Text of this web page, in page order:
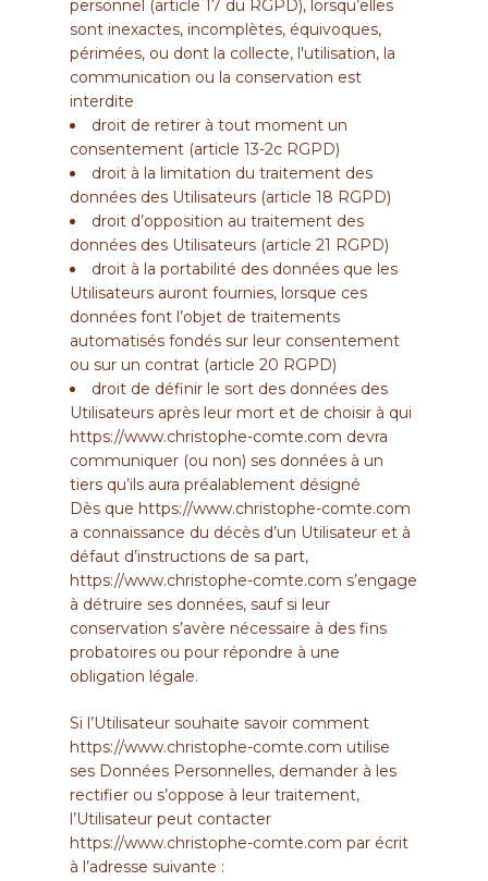
personnel (article 17 du RGPD), lorsqu’elles
sont inexactes, incomplètes, équivoques,
périmées, ou dont la collecte, l'utilisation, la
communication ou la conservation est
interdite
droit de retirer à tout moment un
consentement (article 13-2c RGPD)
droit à la limitation du traitement des
données des Utilisateurs (article 18 RGPD)
droit d’opposition au traitement des
données des Utilisateurs (article 21 RGPD)
droit à la portabilité des données que les
Utilisateurs auront fournies, lorsque ces
données font l’objet de traitements
automatisés fondés sur leur consentement
ou sur un contrat (article 20 RGPD)
droit de définir le sort des données des
Utilisateurs après leur mort et de choisir à qui
https://www.christophe-comte.com devra
communiquer (ou non) ses données à un
tiers qu’ils aura préalablement désigné
Dès que https://www.christophe-comte.com
a connaissance du décès d’un Utilisateur et à
défaut d’instructions de sa part,
https://www.christophe-comte.com s’engage
à détruire ses données, sauf si leur
conservation s’avère nécessaire à des fins
probatoires ou pour répondre à une
obligation légale.
Si l’Utilisateur souhaite savoir comment
https://www.christophe-comte.com utilise
ses Données Personnelles, demander à les
rectifier ou s’oppose à leur traitement,
l’Utilisateur peut contacter
https://www.christophe-comte.com par écrit
à l’adresse suivante :